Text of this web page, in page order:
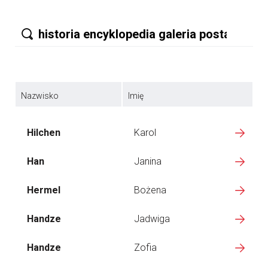
Nazwisko Imię
Hilchen Karol
Han Janina
Hermel Bożena
Handze Jadwiga
Handze Zofia